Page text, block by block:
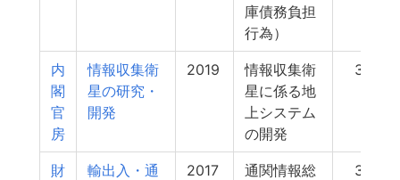
庫債務負担
行為）
内
閣
官
房
情報収集衛
星の研究・
開発
2019
情報収集衛
星に係る地
上システム
の開発
35
財
輸出入・通
2017
通関情報総
30